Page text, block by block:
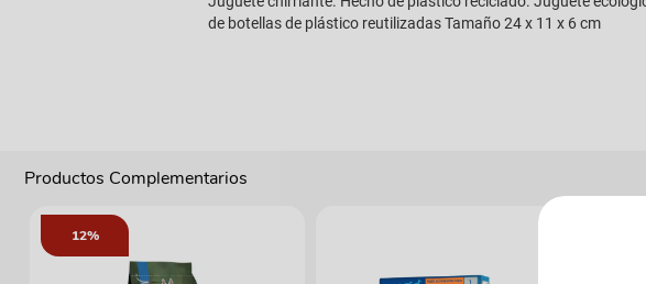
de botellas de plástico reutilizadas Tamaño 24 x 11 x 6 cm
Productos Complementarios
12%